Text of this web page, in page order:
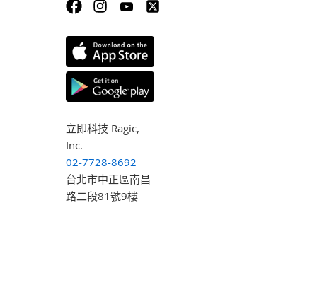
立即科技 Ragic,
Inc.
02-7728-8692
台北市中正區南昌
路二段81號9樓